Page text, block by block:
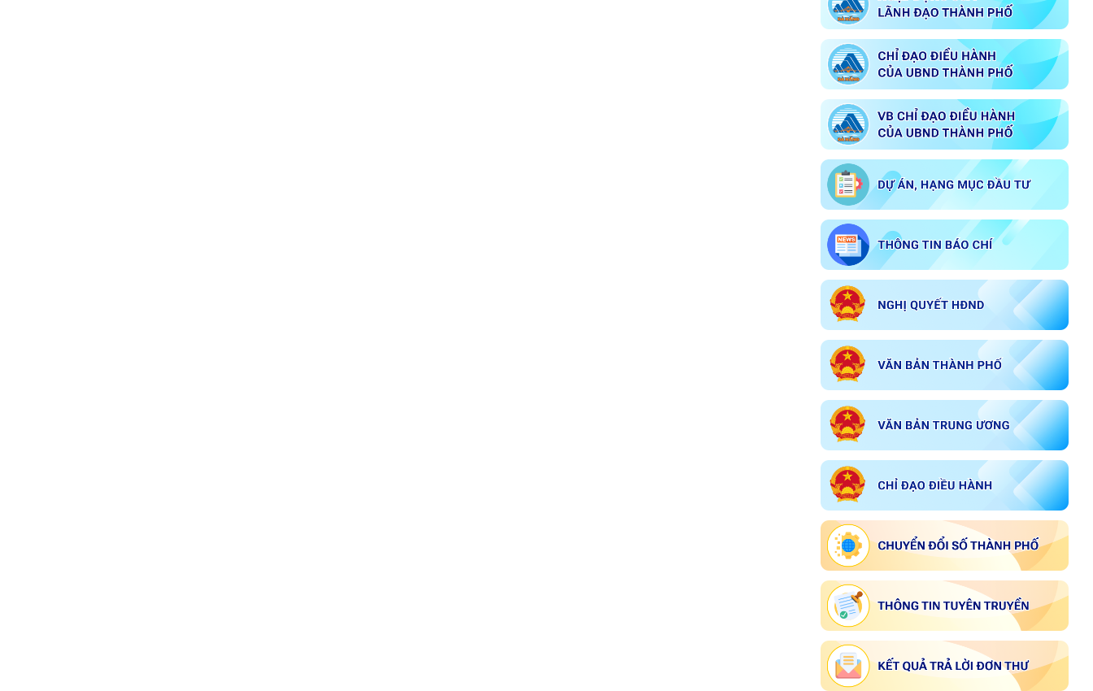
Chương trình phát thanh 014
Kế hoạch Tổ chức đăng ký nghĩa vụ
quân sự năm 2026
Tuyên truyền Bầu cử Đại biểu Quốc
hội khóa XVI và Đại biểu Hội đồng
nhân dân các cấp nhiệm kỳ 2026-
2031
Về việc công bố danh sách chính thức
những người ứng cử đại biểu Hội
đồng nhân dân phường Cẩm Lệ khóa
I nhiệm kỳ 2026 – 2031 theo từng
đơn vị bầu cử